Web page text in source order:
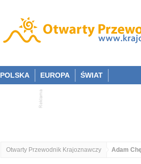
POLSKA EUROPA ŚWIAT
Otwarty Przewodnik Krajoznawczy Adam